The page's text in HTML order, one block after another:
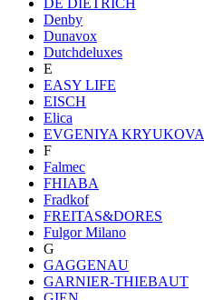
Denby
Dunavox
Dutchdeluxes
E
EASY LIFE
EISCH
Elica
EVGENIYA KRYUKOVA
F
Falmec
FHIABA
Fradkof
FREITAS&DORES
Fulgor Milano
G
GAGGENAU
GARNIER-THIEBAUT